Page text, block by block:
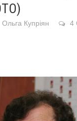
Ольга Купріян
4